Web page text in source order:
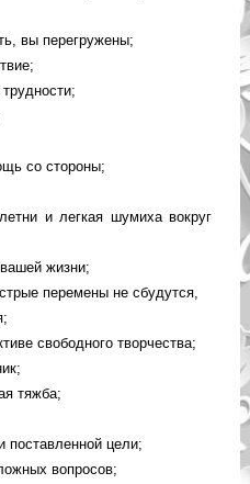
вы перегружены;
со стороны;
и легкая шумиха вокруг
жизни;
перемены не сбудутся,
свободного творчества;
тяжба;
поставленной цели;
вопросов;